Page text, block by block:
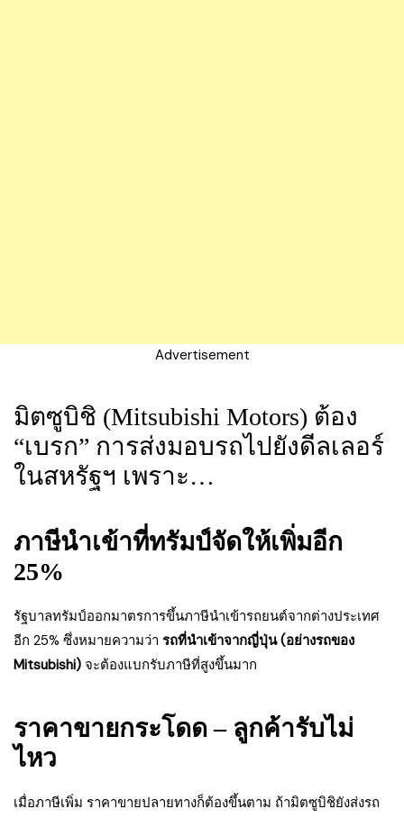
Advertisement
มิตซูบิชิ (Mitsubishi Motors) ต้อง
“เบรก” การส่งมอบรถไปยังดีลเลอร์
ในสหรัฐฯ เพราะ…
ภาษีนำเข้าที่ทรัมป์จัดให้เพิ่มอีก
25%
รัฐบาลทรัมป์ออกมาตรการขึ้นภาษีนำเข้ารถยนต์จากต่างประเทศ
อีก 25% ซึ่งหมายความว่า รถที่นำเข้าจากญี่ปุ่น (อย่างรถของ
Mitsubishi) จะต้องแบกรับภาษีที่สูงขึ้นมาก
ราคาขายกระโดด – ลูกค้ารับไม่
ไหว
เมื่อภาษีเพิ่ม ราคาขายปลายทางก็ต้องขึ้นตาม ถ้ามิตซูบิชิยังส่งรถ